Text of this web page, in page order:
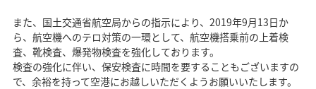
また、国土交通省航空局からの指示により、2019年9月13日か
ら、航空機へのテロ対策の一環として、航空機搭乗前の上着検
査、靴検査、爆発物検査を強化しております。
検査の強化に伴い、保安検査に時間を要することもございますの
で、余裕を持って空港にお越しいただくようお願いいたします。